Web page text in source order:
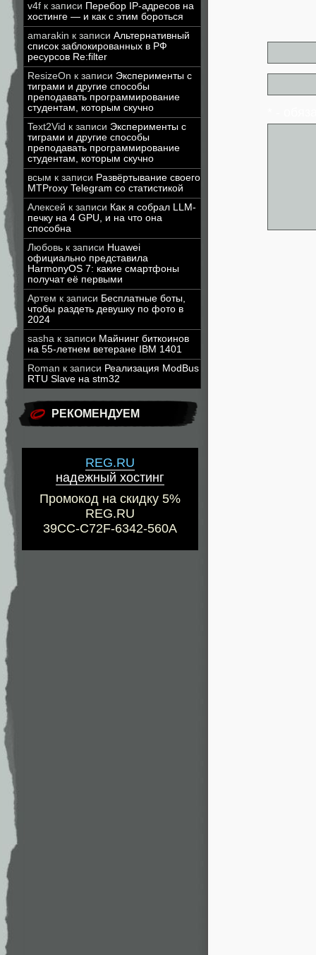
v4f к записи Перебор IP-адресов на
хостинге — и как с этим бороться
amarakin к записи Альтернативный
список заблокированных в РФ
ресурсов Re:filter
ResizeOn к записи Эксперименты с
тиграми и другие способы
преподавать программирование
студентам, которым скучно
Text2Vid к записи Эксперименты с
тиграми и другие способы
преподавать программирование
студентам, которым скучно
всым к записи Развёртывание своего
MTProxy Telegram со статистикой
Алексей к записи Как я собрал LLM-
печку на 4 GPU, и на что она
способна
Любовь к записи Huawei
официально представила
HarmonyOS 7: какие смартфоны
получат её первыми
Артем к записи Бесплатные боты,
чтобы раздеть девушку по фото в
2024
sasha к записи Майнинг биткоинов
на 55-летнем ветеране IBM 1401
Roman к записи Реализация ModBus
RTU Slave на stm32
РЕКОМЕНДУЕМ
REG.RU
надежный хостинг
Промокод на скидку 5%
REG.RU
39CC-C72F-6342-560A